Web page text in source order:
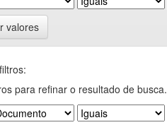
valores
para refinar o resultado de busca.